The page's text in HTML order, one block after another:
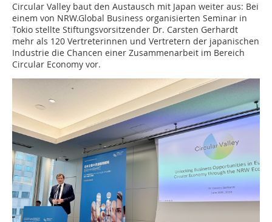
Circular Valley baut den Austausch mit Japan weiter aus: Bei
einem von NRW.Global Business organisierten Seminar in
Tokio stellte Stiftungsvorsitzender Dr. Carsten Gerhardt
mehr als 120 Vertreterinnen und Vertretern der japanischen
Industrie die Chancen einer Zusammenarbeit im Bereich
Circular Economy vor.